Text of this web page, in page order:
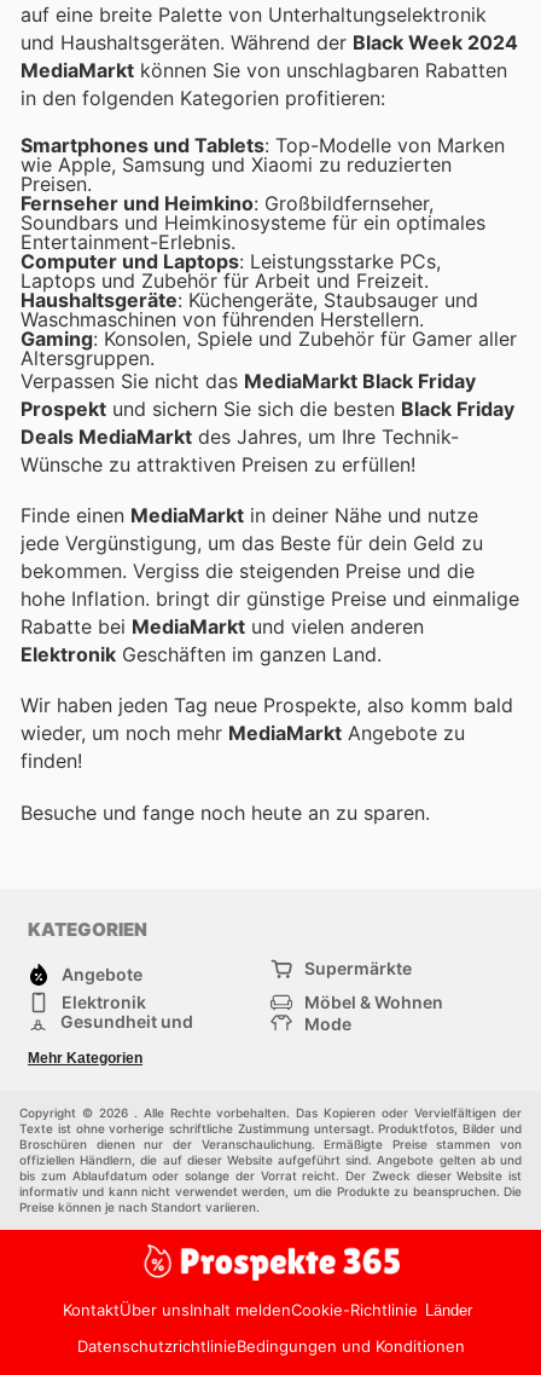
auf eine breite Palette von Unterhaltungselektronik
und Haushaltsgeräten. Während der Black Week 2024
MediaMarkt können Sie von unschlagbaren Rabatten
in den folgenden Kategorien profitieren:
Smartphones und Tablets: Top-Modelle von Marken
wie Apple, Samsung und Xiaomi zu reduzierten
Preisen.
Fernseher und Heimkino: Großbildfernseher,
Soundbars und Heimkinosysteme für ein optimales
Entertainment-Erlebnis.
Computer und Laptops: Leistungsstarke PCs,
Laptops und Zubehör für Arbeit und Freizeit.
Haushaltsgeräte: Küchengeräte, Staubsauger und
Waschmaschinen von führenden Herstellern.
Gaming: Konsolen, Spiele und Zubehör für Gamer aller
Altersgruppen.
Verpassen Sie nicht das MediaMarkt Black Friday
Prospekt und sichern Sie sich die besten Black Friday
Deals MediaMarkt des Jahres, um Ihre Technik-
Wünsche zu attraktiven Preisen zu erfüllen!
Finde einen MediaMarkt in deiner Nähe und nutze
jede Vergünstigung, um das Beste für dein Geld zu
bekommen. Vergiss die steigenden Preise und die
hohe Inflation. bringt dir günstige Preise und einmalige
Rabatte bei MediaMarkt und vielen anderen
Elektronik Geschäften im ganzen Land.
Wir haben jeden Tag neue Prospekte, also komm bald
wieder, um noch mehr MediaMarkt Angebote zu
finden!
Besuche und fange noch heute an zu sparen.
KATEGORIEN
Angebote
Supermärkte
Elektronik
Möbel & Wohnen
Gesundheit und
Mode
Sportartikel und
Sportbekleidung
Einkaufzentren
Andere
Mehr Kategorien
Copyright © 2026 . Alle Rechte vorbehalten. Das Kopieren oder Vervielfältigen der
Texte ist ohne vorherige schriftliche Zustimmung untersagt. Produktfotos, Bilder und
Broschüren dienen nur der Veranschaulichung. Ermäßigte Preise stammen von
offiziellen Händlern, die auf dieser Website aufgeführt sind. Angebote gelten ab und
bis zum Ablaufdatum oder solange der Vorrat reicht. Der Zweck dieser Website ist
informativ und kann nicht verwendet werden, um die Produkte zu beanspruchen. Die
Preise können je nach Standort variieren.
KontaktÜber unsInhalt meldenCookie-Richtlinie Länder
DatenschutzrichtlinieBedingungen und Konditionen